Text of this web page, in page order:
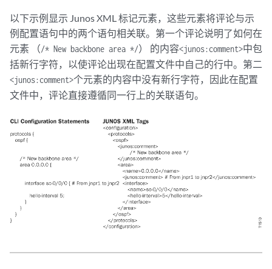
以下示例显示 Junos XML 标记元素，这些元素将评论与示
例配置语句中的两个语句相关联。第一个评论说明了如何在
元素 （/* New backbone area */） 的内容<junos:comment>中包
括新行字符，以使评论出现在配置文件中自己的行中。第二
<junos:comment>个元素的内容中没有新行字符，因此在配置
文件中，评论直接遵循同一行上的关联语句。